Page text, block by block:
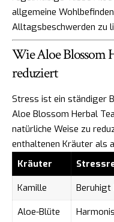
allgemeine
Alltagsbeschwerden zu
Wie Aloe Blossom
reduziert
Stress ist ein ständiger
Aloe Blossom Herbal
natürliche Weise zu
enthaltenen Kräuter als
Kräuter
Kamille
Beruhigt
Aloe-Blüte